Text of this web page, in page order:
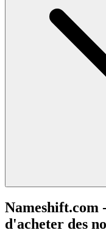
Nameshift.com
d'acheter des